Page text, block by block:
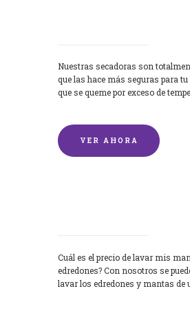
Nuestras secadoras son
que las hace más seguras para
que se queme por exceso de
VER AHORA
Cuál es el precio de lavar mis
edredones? Con nosotros se
lavar los edredones y mantas de